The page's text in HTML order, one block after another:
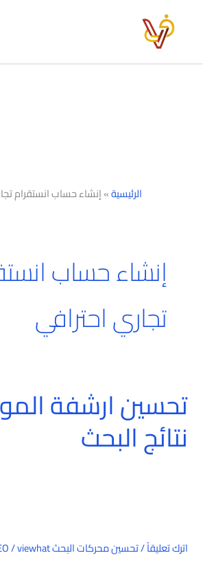
الرئيسية»إنشاء حساب انستقرام
إنشاء حساب
تجاري احترافي
تحسين ارشفة
نتائج البحث
اترك تعليقاً/تحسين محركات البحث SEO /viewhat
تحسين
ارشفة
المواقع
في